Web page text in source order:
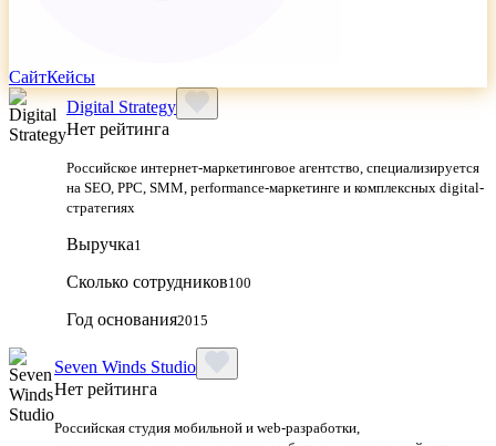
СайтКейсы
Digital Strategy
Нет рейтинга
Российское интернет-маркетинговое агентство, специализируется
на SEO, PPC, SMM, performance-маркетинге и комплексных digital-
стратегиях
Выручка1
Сколько сотрудников100
Год основания2015
Seven Winds Studio
Нет рейтинга
Российская студия мобильной и web-разработки,